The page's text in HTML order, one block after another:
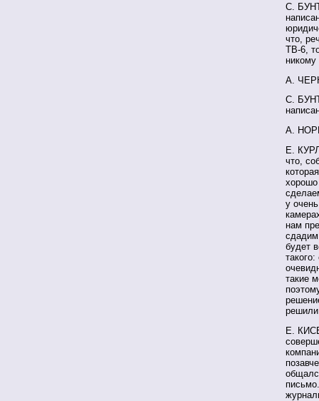
С.
что,
ТВ-6,
А.
С.
А.
Е.
что,
у
нам
будет
такие
Е.